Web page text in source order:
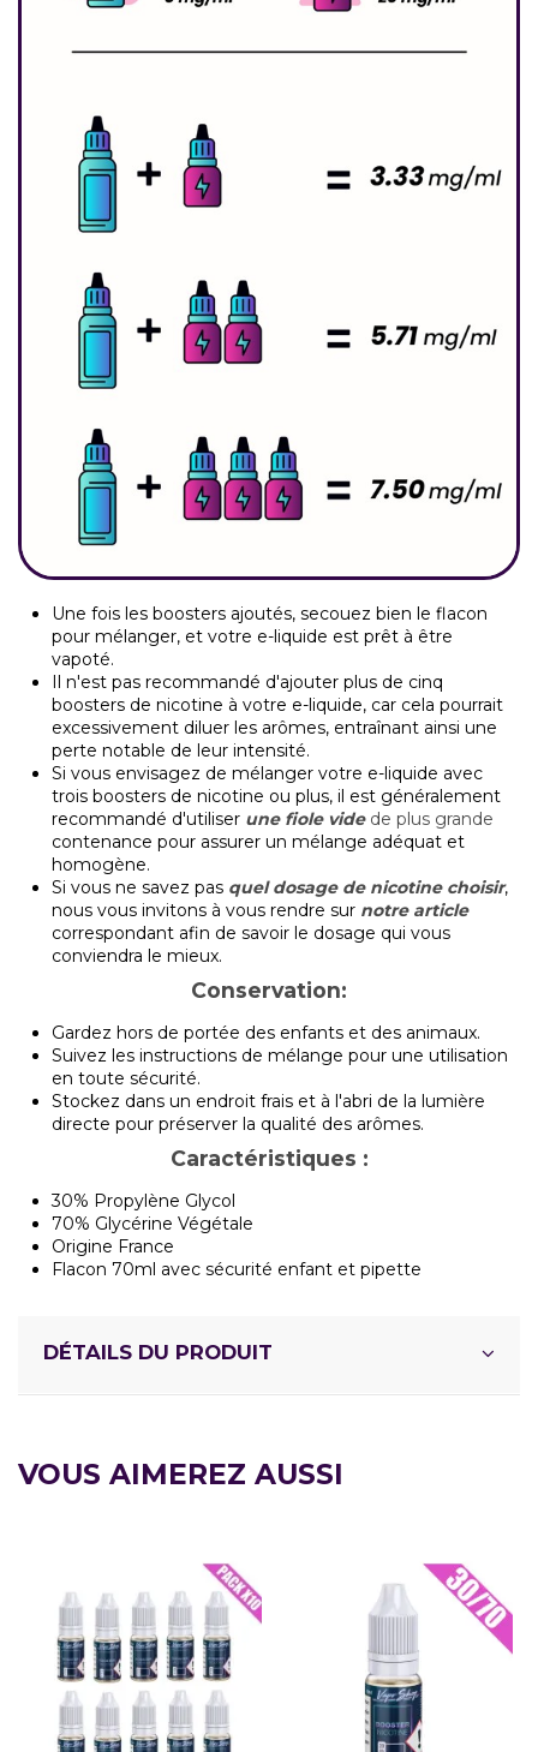
Une fois les boosters ajoutés, secouez bien le flacon
pour mélanger, et votre e-liquide est prêt à être
vapoté.
Il n'est pas recommandé d'ajouter plus de cinq
boosters de nicotine à votre e-liquide, car cela pourrait
excessivement diluer les arômes, entraînant ainsi une
perte notable de leur intensité.
Si vous envisagez de mélanger votre e-liquide avec
trois boosters de nicotine ou plus, il est généralement
recommandé d'utiliser une fiole videde plus grande
contenance pour assurer un mélange adéquat et
homogène.
Si vous ne savez pas quel dosage de nicotine choisir,
nous vous invitons à vous rendre sur notre article
correspondant afin de savoir le dosage qui vous
conviendra le mieux.
Conservation:
Gardez hors de portée des enfants et des animaux.
Suivez les instructions de mélange pour une utilisation
en toute sécurité.
Stockez dans un endroit frais et à l'abri de la lumière
directe pour préserver la qualité des arômes.
Caractéristiques :
30% Propylène Glycol
70% Glycérine Végétale
Origine France
Flacon 70ml avec sécurité enfant et pipette
DÉTAILS DU PRODUIT
VOUS AIMEREZ AUSSI